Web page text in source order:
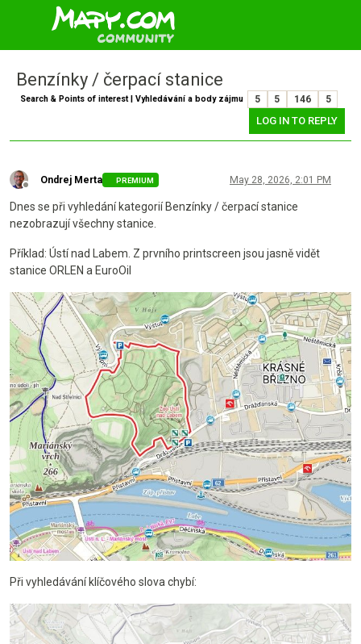
Benzínky / čerpací stanice
Search & Points of interest | Vyhledávání a body zájmu 5 5 146 5
LOG IN TO REPLY
Ondrej Merta PREMIUM May 28, 2026, 2:01 PM
Dnes se při vyhledání kategorií Benzínky / čerpací stanice
nezobrazují všechny stanice.
Příklad: Ústí nad Labem. Z prvního printscreen jsou jasně vidět
stanice ORLEN a EuroOil
Při vyhledávání klíčového slova chybí: